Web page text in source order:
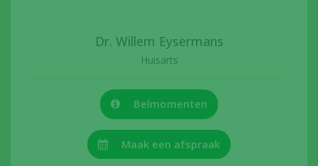
Dr. Willem Eysermans
Huisarts
Belmomenten
Maak een afspraak